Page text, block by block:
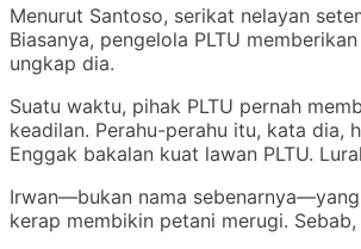
Menurut Santoso, serikat nelayan
Biasanya, pengelola PLTU
ungkap dia.
Suatu waktu, pihak PLTU pernah
keadilan. Perahu-perahu itu, kata dia,
Enggak bakalan kuat lawan PLTU.
Irwan—bukan nama
kerap membikin petani merugi.